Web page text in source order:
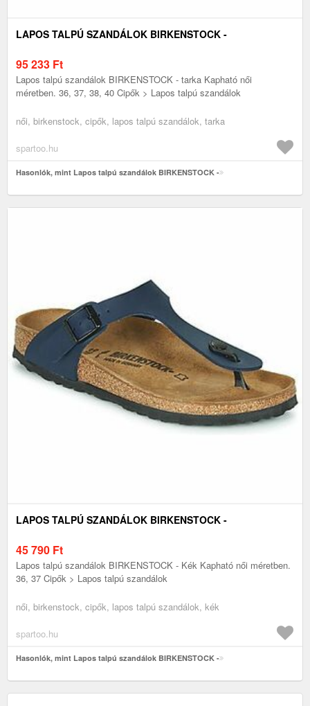
LAPOS TALPÚ SZANDÁLOK BIRKENSTOCK -
95 233 Ft
Lapos talpú szandálok BIRKENSTOCK - tarka Kapható női
méretben. 36, 37, 38, 40 Cipők > Lapos talpú szandálok
női, birkenstock, cipők, lapos talpú szandálok, tarka
spartoo.hu
Hasonlók, mint Lapos talpú szandálok BIRKENSTOCK -
LAPOS TALPÚ SZANDÁLOK BIRKENSTOCK -
45 790 Ft
Lapos talpú szandálok BIRKENSTOCK - Kék Kapható női méretben.
36, 37 Cipők > Lapos talpú szandálok
női, birkenstock, cipők, lapos talpú szandálok, kék
spartoo.hu
Hasonlók, mint Lapos talpú szandálok BIRKENSTOCK -